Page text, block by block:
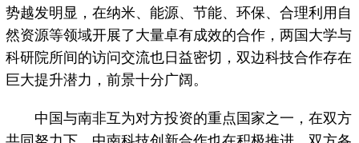
势越发明显，在纳米、能源、节能、环保、合理利用自
然资源等领域开展了大量卓有成效的合作，两国大学与
科研院所间的访问交流也日益密切，双边科技合作存在
巨大提升潜力，前景十分广阔。
中国与南非互为对方投资的重点国家之一，在双方